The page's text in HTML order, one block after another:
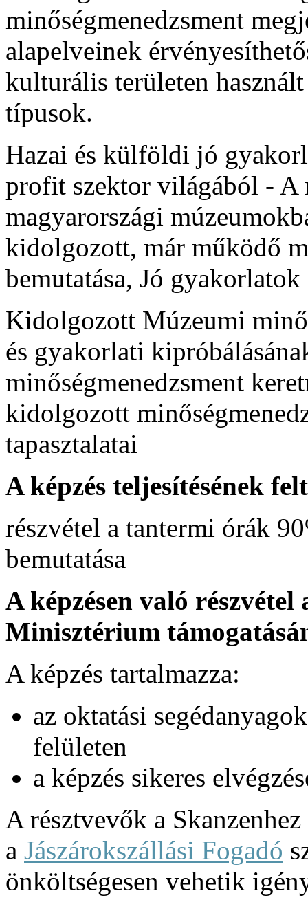
minőségmenedzsment
alapelveinek
kulturális területen
típusok.
Hazai és külföldi jó
profit szektor világából - A
magyarországi
kidolgozott, már működő
bemutatása, Jó
Kidolgozott Múzeumi
és gyakorlati
minőségmenedzsment
kidolgozott
tapasztalatai
A képzés teljesítésének
részvétel a tantermi órák
bemutatása
A képzésen való
Minisztérium
A képzés tartalmazza:
az oktatási
felületen
a képzés sikeres
A résztvevők a
a Jászárokszállási Fogadó
önköltségesen vehetik